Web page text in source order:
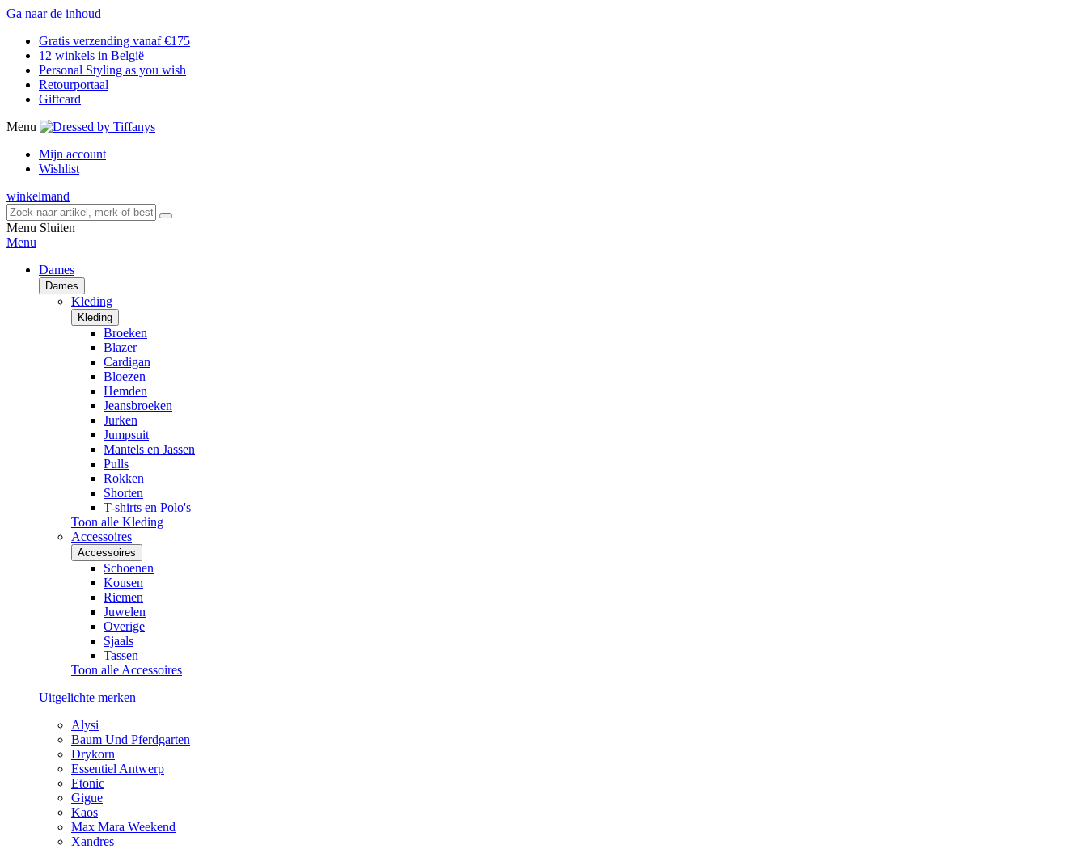
Ga naar de inhoud
Gratis verzending vanaf €175
12 winkels in België
Personal Styling as you wish
Retourportaal
Giftcard
Menu
Mijn account
Wishlist
winkelmand
Menu Sluiten
Menu
Dames
Dames
Kleding
Kleding
Broeken
Blazer
Cardigan
Bloezen
Hemden
Jeansbroeken
Jurken
Jumpsuit
Mantels en Jassen
Pulls
Rokken
Shorten
T-shirts en Polo's
Toon alle Kleding
Accessoires
Accessoires
Schoenen
Kousen
Riemen
Juwelen
Overige
Sjaals
Tassen
Toon alle Accessoires
Uitgelichte merken
Alysi
Baum Und Pferdgarten
Drykorn
Essentiel Antwerp
Etonic
Gigue
Kaos
Max Mara Weekend
Xandres